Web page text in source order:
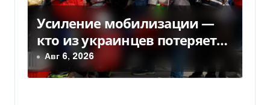
м
Усиление мобилизации —
кто из украинцев потеряет
право на временную защиту
в ЕС
Авг 6, 2026